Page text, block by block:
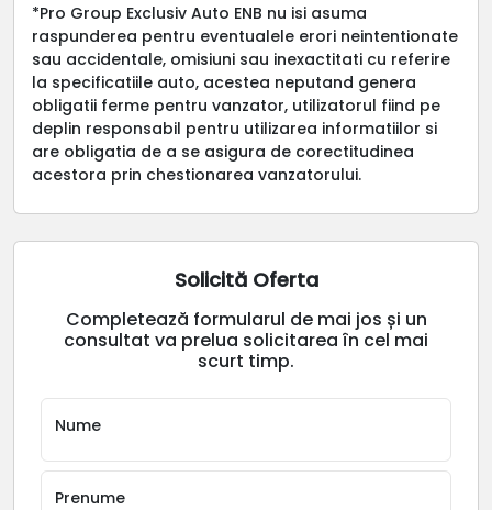
*Pro Group Exclusiv Auto ENB nu isi asuma
raspunderea pentru eventualele erori neintentionate
sau accidentale, omisiuni sau inexactitati cu referire
la specificatiile auto, acestea neputand genera
obligatii ferme pentru vanzator, utilizatorul fiind pe
deplin responsabil pentru utilizarea informatiilor si
are obligatia de a se asigura de corectitudinea
acestora prin chestionarea vanzatorului.
Solicită Oferta
Completează formularul de mai jos și un
consultat va prelua solicitarea în cel mai
scurt timp.
Nume
Prenume